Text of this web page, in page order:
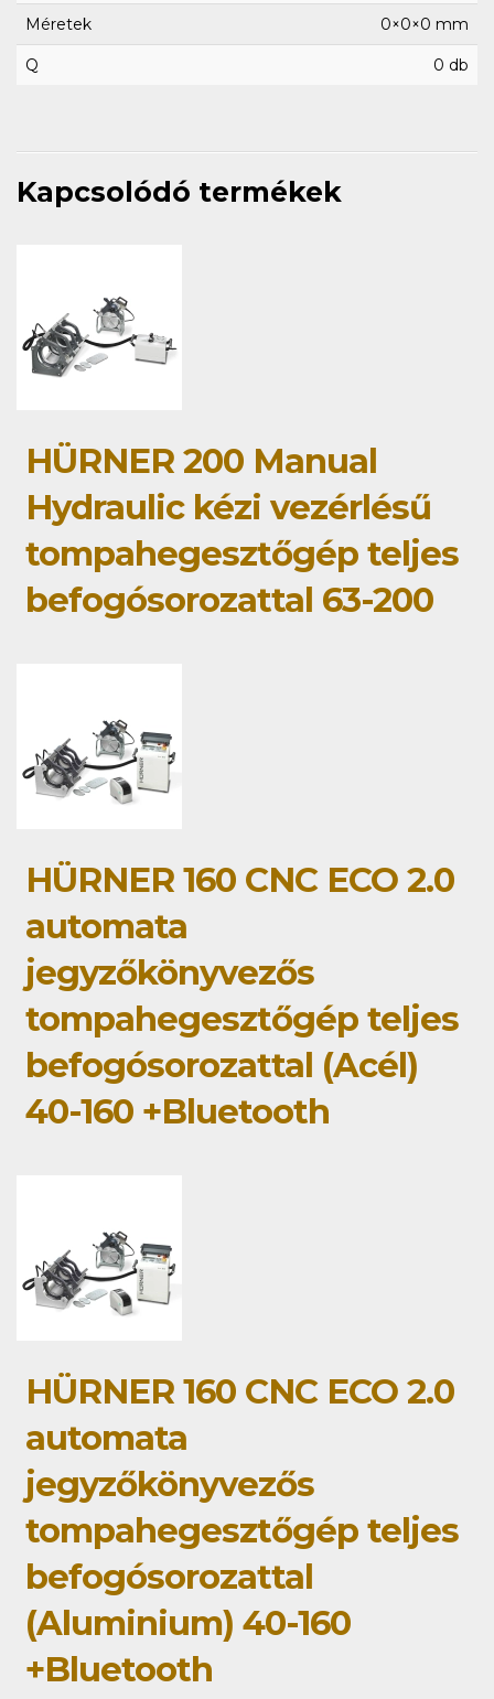
Méretek 0×0×0 mm
Q 0 db
Kapcsolódó termékek
HÜRNER 200 Manual
Hydraulic kézi vezérlésű
tompahegesztőgép teljes
befogósorozattal 63-200
HÜRNER 160 CNC ECO 2.0
automata
jegyzőkönyvezős
tompahegesztőgép teljes
befogósorozattal (Acél)
40-160 +Bluetooth
HÜRNER 160 CNC ECO 2.0
automata
jegyzőkönyvezős
tompahegesztőgép teljes
befogósorozattal
(Aluminium) 40-160
+Bluetooth